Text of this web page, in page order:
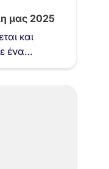
μας 2025
και
ένα